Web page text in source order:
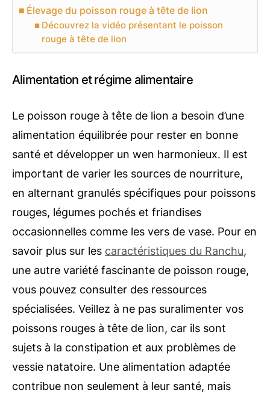
Élevage du poisson rouge à tête de lion
Découvrez la vidéo présentant le poisson
rouge à tête de lion
Alimentation et régime alimentaire
Le poisson rouge à tête de lion a besoin d’une
alimentation équilibrée pour rester en bonne
santé et développer un wen harmonieux. Il est
important de varier les sources de nourriture,
en alternant granulés spécifiques pour poissons
rouges, légumes pochés et friandises
occasionnelles comme les vers de vase. Pour en
savoir plus sur les caractéristiques du Ranchu,
une autre variété fascinante de poisson rouge,
vous pouvez consulter des ressources
spécialisées. Veillez à ne pas suralimenter vos
poissons rouges à tête de lion, car ils sont
sujets à la constipation et aux problèmes de
vessie natatoire. Une alimentation adaptée
contribue non seulement à leur santé, mais